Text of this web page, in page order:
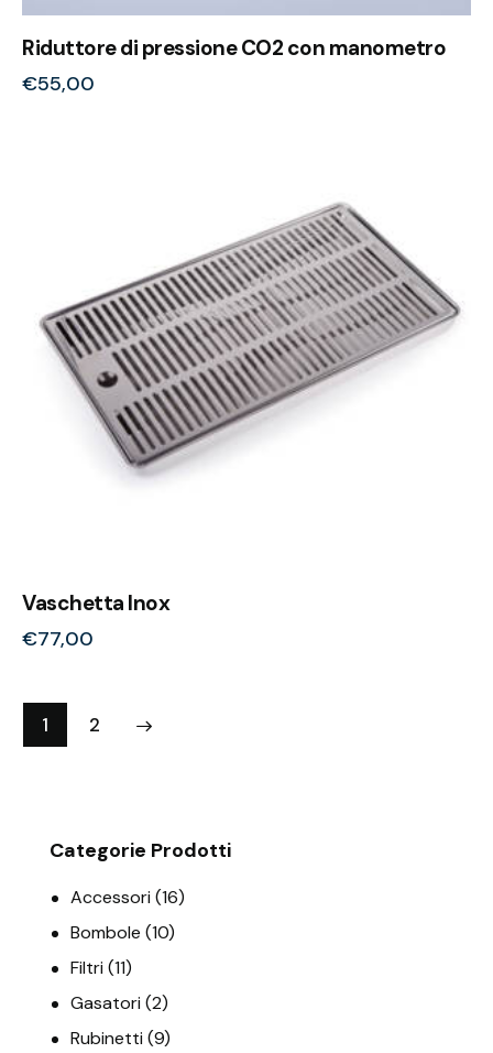
Riduttore di pressione CO2 con manometro
€55,00
Vaschetta Inox
€77,00
1 2
→
Categorie Prodotti
Accessori (16)
Bombole (10)
Filtri (11)
Gasatori (2)
Rubinetti (9)